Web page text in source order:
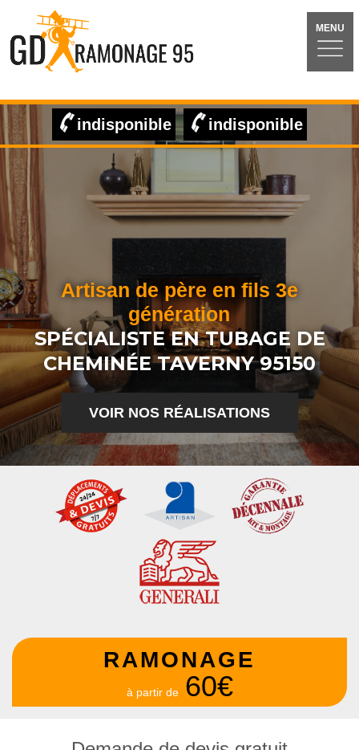
MENU
indisponible indisponible
Artisan de père en fils 3e
génération
SPÉCIALISTE EN TUBAGE DE
CHEMINÉE TAVERNY 95150
VOIR NOS RÉALISATIONS
RAMONAGE
à partir de 60€